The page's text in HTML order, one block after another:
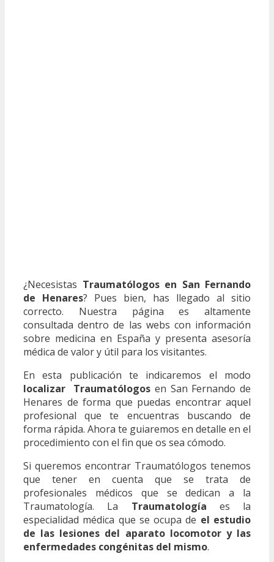
¿Necesistas Traumatólogos en San Fernando
de Henares? Pues bien, has llegado al sitio
correcto. Nuestra página es altamente
consultada dentro de las webs con información
sobre medicina en España y presenta asesoría
médica de valor y útil para los visitantes.
En esta publicación te indicaremos el modo
localizar Traumatólogos en San Fernando de
Henares de forma que puedas encontrar aquel
profesional que te encuentras buscando de
forma rápida. Ahora te guiaremos en detalle en el
procedimiento con el fin que os sea cómodo.
Si queremos encontrar Traumatólogos tenemos
que tener en cuenta que se trata de
profesionales médicos que se dedican a la
Traumatología. La Traumatología es la
especialidad médica que se ocupa de el estudio
de las lesiones del aparato locomotor y las
enfermedades congénitas del mismo.